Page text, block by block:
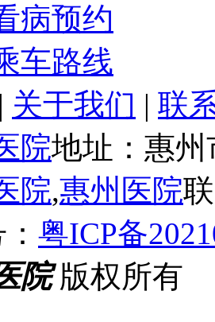
病预约
车路线
| 关于我们 | 联
院地址：惠
院,惠州医院
粤ICP备
院版权所有